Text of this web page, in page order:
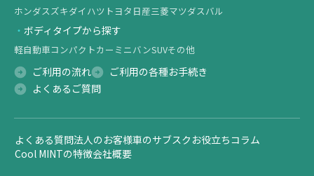
ホンダスズキダイハツ トヨタ 日産三菱マツダスバル
ボディタイプから探す
軽自動車コンパクトカー ミニバンSUVその他
ご利用の流れ
ご利用の各種お手続き
よくあるご質問
よくある質問法人のお客様車のサブスクお役立ちコラム
Cool MINTの特徴会社概要